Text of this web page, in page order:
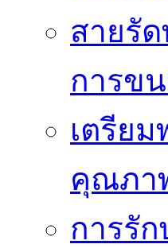
สายรั
การข
เตรีย
คุณภา
การรั